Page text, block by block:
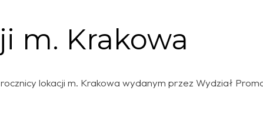
m. Krakowa
lokacji m. Krakowa wydanym przez Wydział